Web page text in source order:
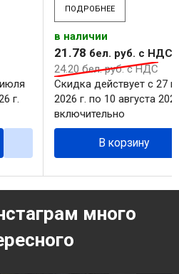
г.
ПОДРОБНЕЕ
в наличии
21 .78 бел. руб. с НДС
24.20бел. руб. с НДС
Скидка действует с 27
2026 г. по 10 августа
включительно
В корзину
много